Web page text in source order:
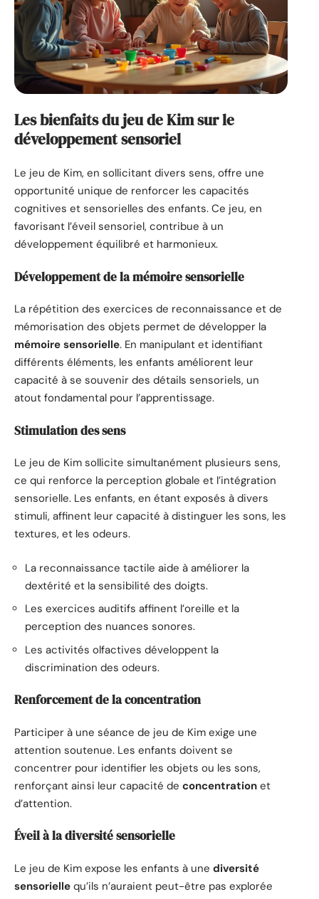
Les bienfaits du jeu de Kim sur le
développement sensoriel
Le jeu de Kim, en sollicitant divers sens, offre une
opportunité unique de renforcer les capacités
cognitives et sensorielles des enfants. Ce jeu, en
favorisant l’éveil sensoriel, contribue à un
développement équilibré et harmonieux.
Développement de la mémoire sensorielle
La répétition des exercices de reconnaissance et de
mémorisation des objets permet de développer la
mémoire sensorielle. En manipulant et identifiant
différents éléments, les enfants améliorent leur
capacité à se souvenir des détails sensoriels, un
atout fondamental pour l’apprentissage.
Stimulation des sens
Le jeu de Kim sollicite simultanément plusieurs sens,
ce qui renforce la perception globale et l’intégration
sensorielle. Les enfants, en étant exposés à divers
stimuli, affinent leur capacité à distinguer les sons, les
textures, et les odeurs.
La reconnaissance tactile aide à améliorer la
dextérité et la sensibilité des doigts.
Les exercices auditifs affinent l’oreille et la
perception des nuances sonores.
Les activités olfactives développent la
discrimination des odeurs.
Renforcement de la concentration
Participer à une séance de jeu de Kim exige une
attention soutenue. Les enfants doivent se
concentrer pour identifier les objets ou les sons,
renforçant ainsi leur capacité de concentration et
d’attention.
Éveil à la diversité sensorielle
Le jeu de Kim expose les enfants à une diversité
sensorielle qu’ils n’auraient peut-être pas explorée